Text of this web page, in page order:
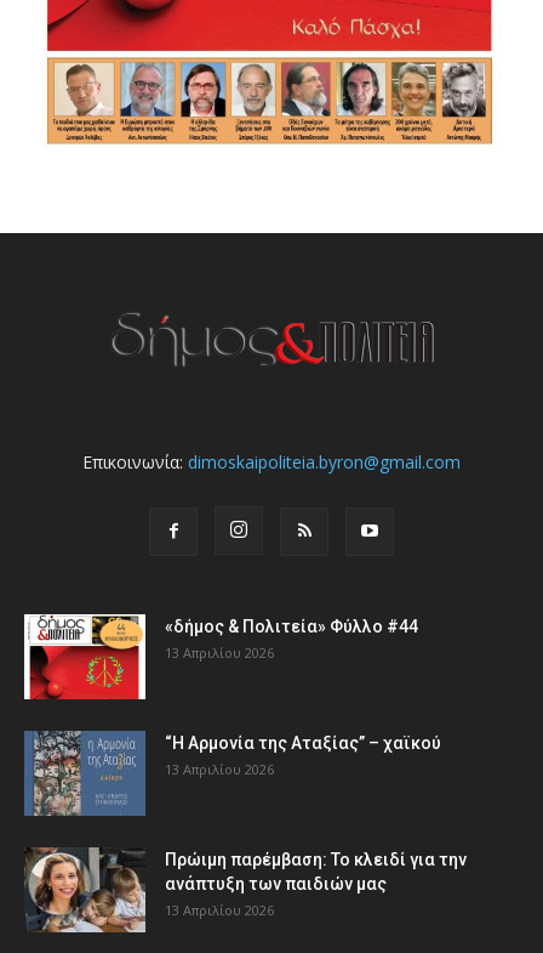
Επικοινωνία: dimoskaipoliteia.byron@gmail.com
«δήμος & Πολιτεία» Φύλλο #44
13 Απριλίου 2026
“Η Αρμονία της Αταξίας” – χαϊκού
13 Απριλίου 2026
Πρώιμη παρέμβαση: Το κλειδί για την
ανάπτυξη των παιδιών µας
13 Απριλίου 2026